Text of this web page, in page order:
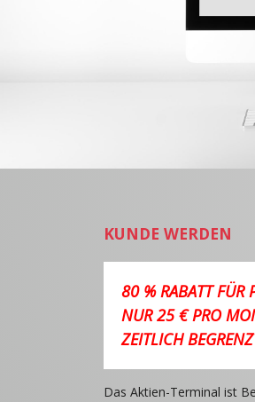
KUNDE WERDEN
80 % RABATT FÜR
NUR 25 € PRO
ZEITLICH
Das Aktien-Terminal ist